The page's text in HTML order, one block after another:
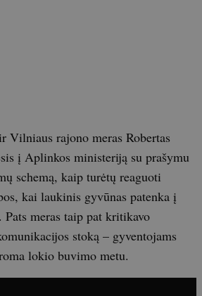
Vilniaus rajono meras Robertas
į Aplinkos ministeriją su prašymu
schemą, kaip turėtų reaguoti
kai laukinis gyvūnas patenka į
meras taip pat kritikavo
stoką – gyventojams
lokio buvimo metu.